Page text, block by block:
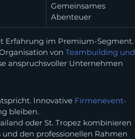
Gemeinsames
Abenteuer
Erfahrung im Premium-Segment.
von Teambuilding und
anspruchsvoller Unternehmen
Innovative Firmenevent-
bleiben.
oder St. Tropez kombinieren
den professionellen Rahmen